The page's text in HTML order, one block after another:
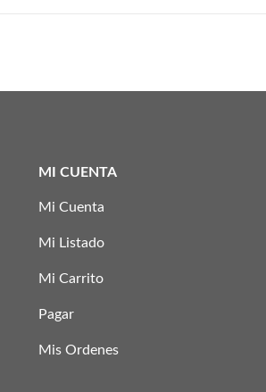
MI CUENTA
Mi Cuenta
Mi Listado
Mi Carrito
Pagar
Mis Ordenes